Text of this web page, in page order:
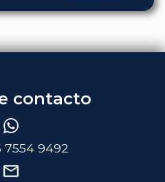
contacto
7554 9492